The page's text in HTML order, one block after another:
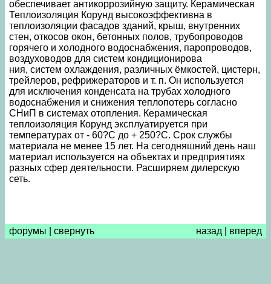
обеспечивает антикоррозийную защиту. Керамическая
Теплоизоляция Корунд высокоэффективна в
теплоизоляции фасадов зданий, крыш, внутренних
стен, откосов окон, бетонных полов, трубопроводов
горячего и холодного водоснабжения, паропроводов,
воздуховодов для систем кондиционирова
ния, систем охлаждения, различных ёмкостей, цистерн,
трейлеров, рефрижераторов и т. п. Он используется
для исключения конденсата на трубах холодного
водоснабжения и снижения теплопотерь согласно
СНиП в системах отопления. Керамическая
теплоизоляция Корунд эксплуатируется при
температурах от - 60?С до + 250?С. Срок службы
материала не менее 15 лет. На сегодняшний день наш
материал используется на объектах и предприятиях
разных сфер деятельности. Расширяем дилерскую
сеть.
форумы свернуть назад вперед